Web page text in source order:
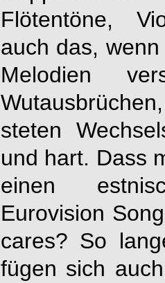
Flötentöne,
auch das,
Melodien
steten
und hart. Dass
einen
Eurovision
cares? So
fügen sich